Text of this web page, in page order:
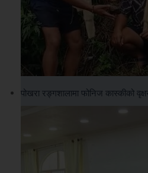
पोखरा रङ्गशालामा फोनिज कास्कीको